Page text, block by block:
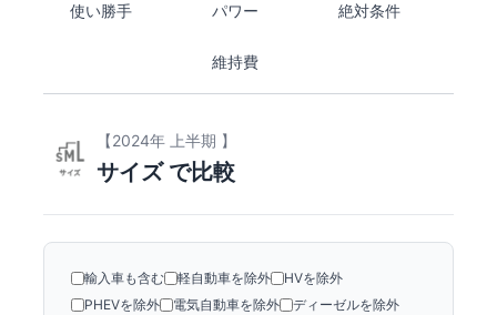
使い勝手 パワー 絶対条件
維持費
【2024年 上半期 】
サイズ で比較
輸入車も含む 軽自動車を除外
HVを除外
PHEVを除外
電気自動車を除外
ディーゼルを除外